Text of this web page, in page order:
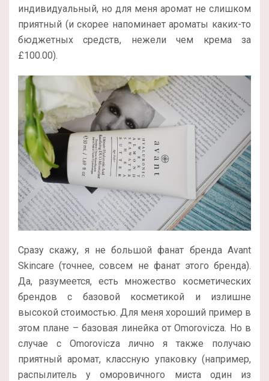
индивидуальный, но для меня аромат не слишком
приятный (и скорее напоминает ароматы каких-то
бюджетных средств, нежели чем крема за
£100.00).
Сразу скажу, я не большой фанат бренда Avant
Skincare (точнее, совсем не фанат этого бренда).
Да, разумеется, есть множество косметических
брендов с базовой косметикой и излишне
высокой стоимостью. Для меня хороший пример в
этом плане – базовая линейка от Omorovicza. Но в
случае с Omorovicza лично я также получаю
приятный аромат, классную упаковку (например,
распылитель у оморовичного миста один из